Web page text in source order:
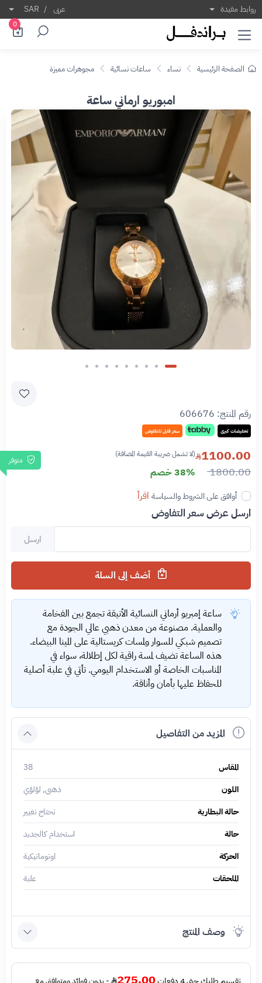
روابط مفيدة عربى /
SAR
0
الصفحة الرئيسية نساء ساعات نسائية مجوهرات مميزة
امبوريو ارماني ساعة
رقم المنتج: 606676
تخفيضات كبرى سعر قابل للتفاوض
متوفر 1100.00 (لا تشمل ضريبة القيمة المضافة)
1800.00 38% خصم
أوافق على الشروط والسياسة اقرأ
ارسل عرض سعر التفاوض
ارسل
ساعة إمبريو أرماني النسائية الأنيقة تجمع بين الفخامة
والعملية. مصنوعة من معدن ذهبي عالي الجودة مع
تصميم شبكي للسوار ولمسات كريستالية على المينا البيضاء.
هذه الساعة تضيف لمسة راقية لكل إطلالة، سواء في
المناسبات الخاصة أو الاستخدام اليومي. تأتي في علبة أصلية
للحفاظ عليها بأمان وأناقة.
المزيد من التفاصيل
المقاس
38
اللون
ذهبي, لؤلؤي
حالة البطارية
تحتاج تغيير
حالة
استخدام كالجديد
الحركة
اوتوماتيكية
الملحقات
علبة
وصف المنتج